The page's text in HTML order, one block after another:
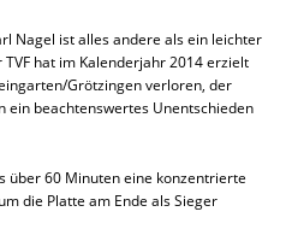
Nagel ist alles andere als ein leichter
hat im Kalenderjahr 2014 erzielt
Grötzingen verloren, der
ein beachtenswertes Unentschieden
über 60 Minuten eine konzentrierte
die Platte am Ende als Sieger